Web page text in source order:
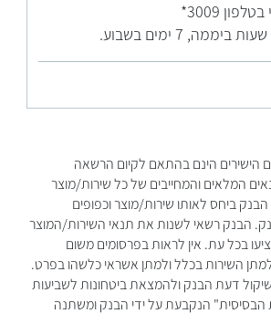
3009*
הישירים הינם בהתאם לקיום הרשאה
המלאים והמחייבים של כל שירות/מוצר
ביחס לאותו שירות/מוצר וכפופים
הבנק רשאי לשנות את תנאי השירות/המוצר
בכל עת. אין לראות בפרסומים משום
השירות בכלל ולמתן אשראי כלשהו בפרט.
דעת הבנק ולהמצאת ביטחונות לשביעות
הבסיסית" הנקבעת על ידי הבנק ומשתנה